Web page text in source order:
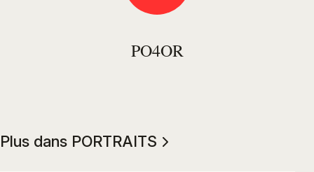
PO4OR
Plus dans PORTRAITS